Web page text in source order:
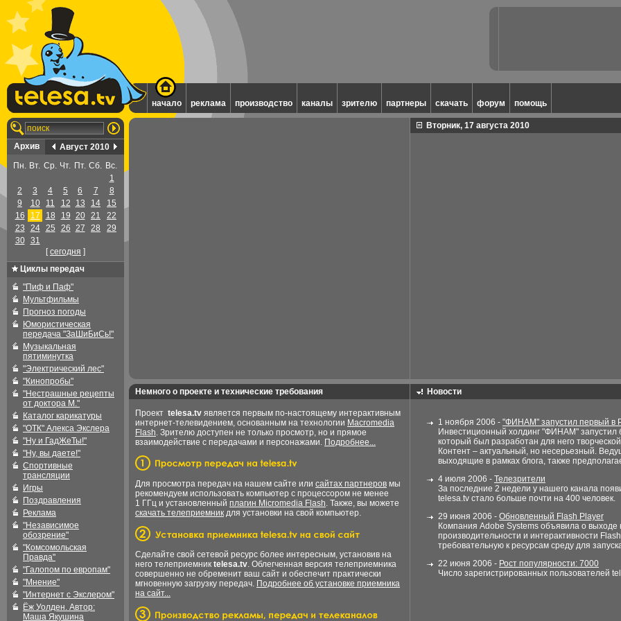
начало реклама производство каналы зрителю партнеры скачать форум помощь
Архив
Август 2010
Пн. Вт. Ср. Чт. Пт. Сб. Вс.
1
2
3 4 5 6 7
8
9
10 11 12 13 14
15
16
17 18 19 20 21
22
23
24 25 26 27 28
29
30
31
[cегодня ]
Циклы передач
"Пиф и Паф"
Мультфильмы
Прогноз погоды
Юмористическая
передача "ЗаШиБиСь!"
Музыкальная
пятиминутка
"Электрический лес"
"Кинопробы"
"Нестрашные рецепты
от доктора М."
Каталог карикатуры
"ОТК" Алекса Экслера
"Ну и ГадЖеТы!"
"Ну, вы даете!"
Спортивные
трансляции
Игры
Поздравления
Реклама
"Независимое
обозрение"
"Комсомольская
Правда"
"Галопом по европам"
"Мнение"
"Интернет с Экслером"
Ёж Уолден. Автор:
Маша Якушина
Вторник, 17 августа 2010
Немного о проекте и технические требования
Проект telesa.tv является первым по-настоящему интерактивным
интернет-телевидением, основанным на технологии Macromedia
Flash. Зрителю доступен не только просмотр, но и прямое
взаимодействие с передачами и персонажами. Подробнее...
Для просмотра передач на нашем сайте или сайтах партнеров мы
рекомендуем использовать компьютер с процессором не менее
1 ГГц и установленный плагин Micromedia Flash. Также, вы можете
скачать телеприемник для установки на свой компьютер.
Сделайте свой сетевой ресурс более интересным, установив на
него телеприемник telesa.tv. Облегченная версия телеприемника
совершенно не обременит ваш сайт и обеспечит практически
мгновенную загрузку передач. Подробнее об установке приемника
на сайт...
Новости
1 ноября 2006 - "ФИНАМ" запустил первый в
Инвестиционный холдинг "ФИНАМ" запустил
который был разработан для него
Контент – актуальный, но несерьезный.
выходящие в рамках блога, также
4 июля 2006 - Телезрители
За последние 2 недели у нашего канала
telesa.tv стало больше почти на 400 человек.
29 июня 2006 - Обновленный Flash Player
Компания Adobe Systems объявила о
производительности и интерактивности
требовательную к ресурсам среду для
22 июня 2006 - Рост популярности: 7000
Число зарегистрированных пользователей